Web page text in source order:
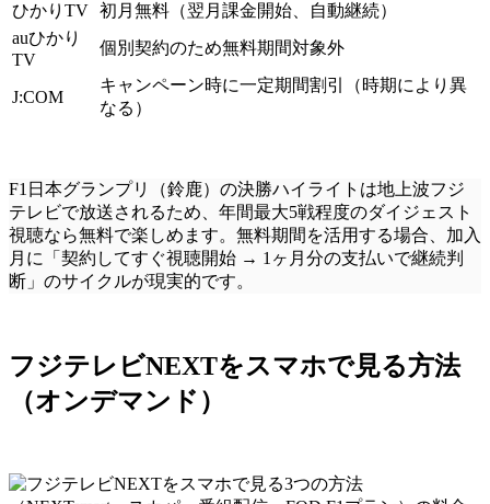
ひかりTV 初月無料（翌月課金開始、自動継続）
auひかり
TV
個別契約のため無料期間対象外
J:COM
キャンペーン時に一定期間割引（時期により異
なる）
F1日本グランプリ（鈴鹿）の決勝ハイライトは地上波フジ
テレビで放送されるため、年間最大5戦程度のダイジェスト
視聴なら無料で楽しめます。無料期間を活用する場合、加入
月に「契約してすぐ視聴開始 → 1ヶ月分の支払いで継続判
断」のサイクルが現実的です。
フジテレビNEXTをスマホで見る方法
（オンデマンド）